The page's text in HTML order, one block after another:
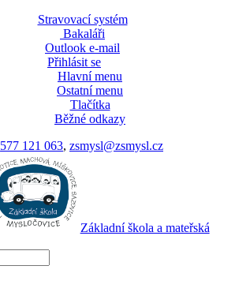
Stravovací systém
Bakaláři
Outlook e-mail
Přihlásit se
Hlavní menu
Ostatní menu
Tlačítka
Běžné odkazy
577 121 063, zsmysl@zsmysl.cz
Základní škola a mateřská